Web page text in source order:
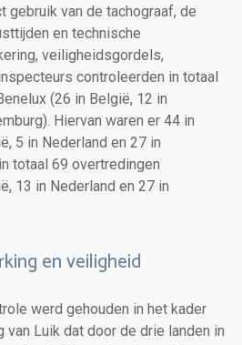
gebruik van de tachograaf, de
en technische
veiligheidsgordels,
controleerden in totaal
(26 in België, 12 in
). Hiervan waren er 44 in
, 5 in Nederland en 27 in
totaal 69 overtredingen
13 in Nederland en 27 in
en veiligheid
werd gehouden in het kader
van Luik dat door de drie landen in